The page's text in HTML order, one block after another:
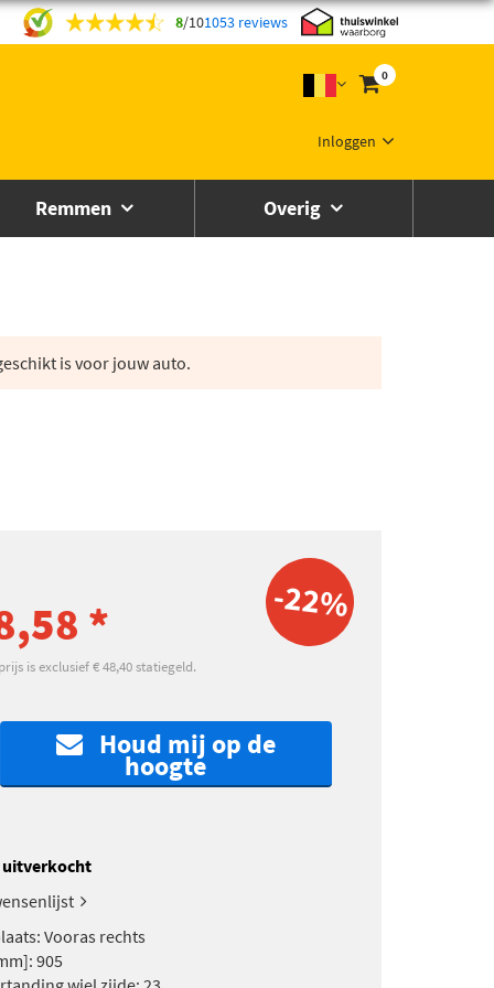
8/101053 reviews
0
Inloggen
Remmen Overig
is voor jouw auto.
-22%
*
is exclusief € 48,40 statiegeld.
Houd mij op de
hoogte
Vooras rechts
905